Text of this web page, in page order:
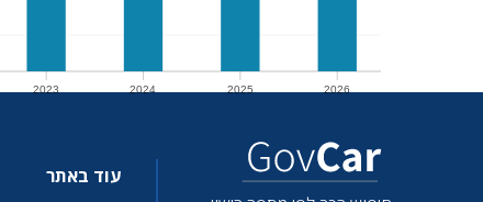
2023 2024 2025 2026
עוד באתר